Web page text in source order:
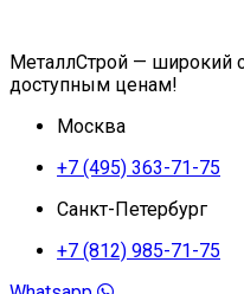
МеталлСтрой — широкий
доступным ценам!
Москва
+7 (495) 363-71-75
Санкт-Петербург
+7 (812) 985-71-75